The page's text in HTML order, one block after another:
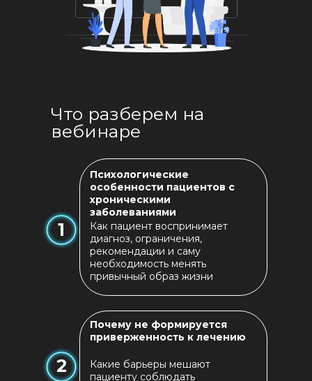
Что разберем на
вебинаре
Психологические
особенности пациентов с
хроническими
заболеваниями
Как пациент воспринимает
диагноз, ограничения,
рекомендации и саму
необходимость менять
привычный образ жизни
Какие барьеры мешают
пациенту соблюдать
Почему не формируется
приверженность к лечению
1
2